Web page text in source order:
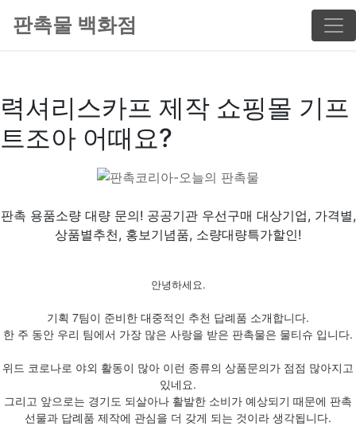
판촉물 백화점
력셔리스카프 제작 쇼핑몰 기프
트조아 어때요?
판촉 용품소량 대량 문의! 공공기관 우선구매 대상기업, 가격별,
상품별추천, 홍보기념품, 소량대량특가할인!
안녕하세요.
기획 7팀이 준비한 대중적인 추천 답례품 소개합니다.
한 주 동안 우리 팀에서 가장 많은 사랑을 받은 판촉물은 물티슈 입니다.
위드 코로나로 야외 활동이 많아 이런 종류의 상품문의가 점점 많아지고
있네요.
그리고 앞으로는 경기도 되살아나 활발한 소비가 예상되기 때문에 판촉
선물과 답례품 제작에 관심을 더 갖게 되는 것이라 생각됩니다.